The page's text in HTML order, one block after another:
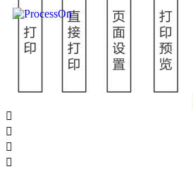



